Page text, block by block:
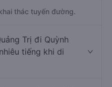
thác tuyến đường.
Trị đi Quỳnh
tiếng khi di